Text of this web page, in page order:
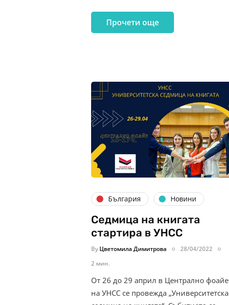
Прочети още
България Новини
Седмица на книгата
стартира в УНСС
By Цветомила Димитрова
28/04/2022
2 мин.
От 26 до 29 април в Централно фоайе
на УНСС се провежда „Университетска